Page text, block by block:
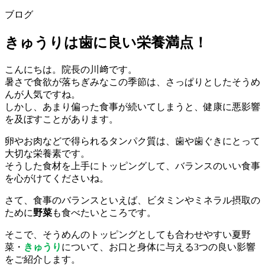
ブログ
きゅうりは歯に良い栄養満点！
こんにちは。院長の川﨑です。
暑さで食欲が落ちぎみなこの季節は、さっぱりとしたそうめ
んが人気ですね。
しかし、あまり偏った食事が続いてしまうと、健康に悪影響
を及ぼすことがあります。
卵やお肉などで得られるタンパク質は、歯や歯ぐきにとって
大切な栄養素です。
そうした食材を上手にトッピングして、バランスのいい食事
を心がけてくださいね。
さて、食事のバランスといえば、ビタミンやミネラル摂取の
ために野菜も食べたいところです。
そこで、そうめんのトッピングとしても合わせやすい夏野
菜・ きゅうり について、お口と身体に与える3つの良い影響
をご紹介します。